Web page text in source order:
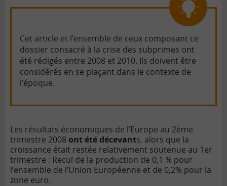
Cet article et l’ensemble de ceux composant ce
dossier consacré à la crise des subprimes ont
été rédigés entre 2008 et 2010. Ils doivent être
considérés en se plaçant dans le contexte de
l’époque.
Les résultats économiques de l’Europe au 2ème
trimestre 2008 ont été décevants, alors que la
croissance était restée relativement soutenue au 1er
trimestre : Recul de la production de 0,1 % pour
l’ensemble de l’Union Européenne et de 0,2% pour la
zone euro.